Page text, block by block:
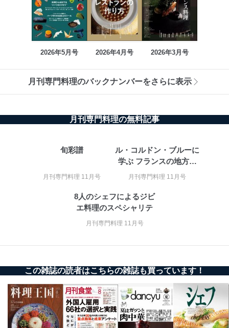
2026年5月号 2026年4月号 2026年3月号
月刊専門料理のバックナンバーをさらに表示
月刊専門料理の無料記事
旬彩譜
月刊専門料理 11月号
ル・コルドン・ブルーに
学ぶ フランスの地方菓
子
月刊専門料理 11月号
8人のシェフによるジビ
エ料理のスペシャリテ
月刊専門料理 11月号
この雑誌の読者はこちらの雑誌も買っています！